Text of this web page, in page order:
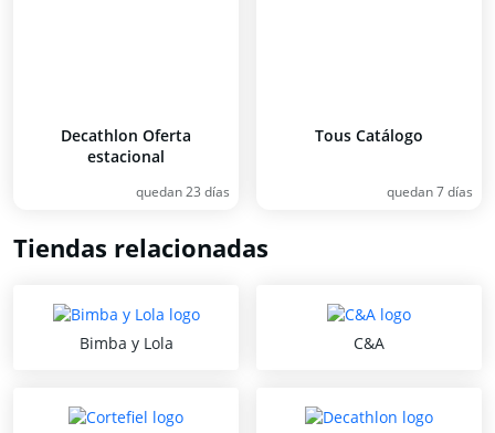
Decathlon Oferta
estacional
quedan 23 días
Tous Catálogo
quedan 7 días
Tiendas relacionadas
Bimba y Lola C&A